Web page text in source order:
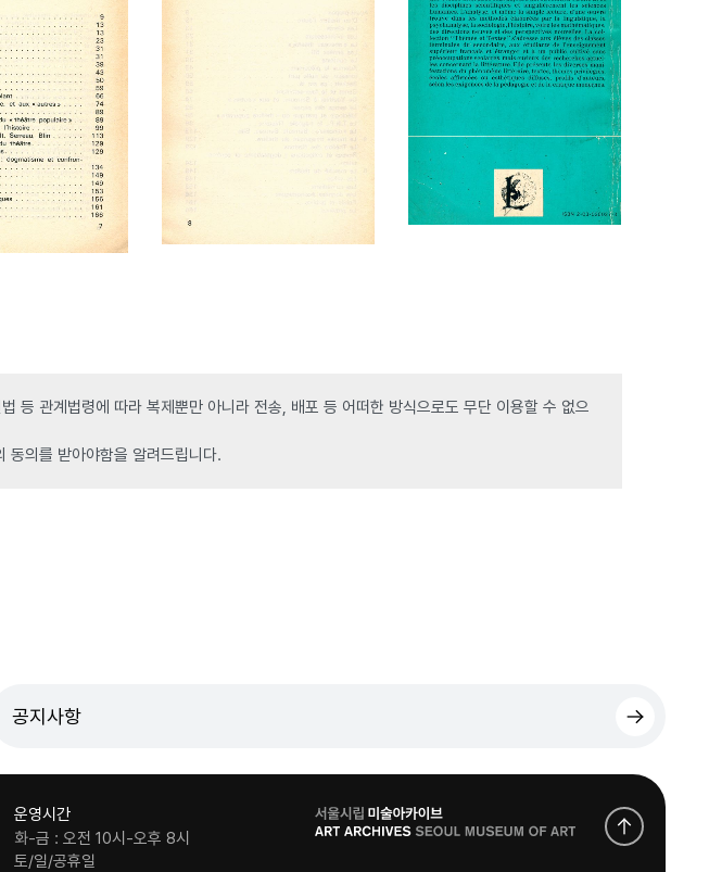
등 관계법령에 따라 복제뿐만 아니라 전송, 배포 등 어떠한 방식으로도 무단 이용할 수 없으
동의를 받아야함을 알려드립니다.
공지사항
운영시간
화-금 : 오전 10시-오후 8시
토/일/공휴일
로
고